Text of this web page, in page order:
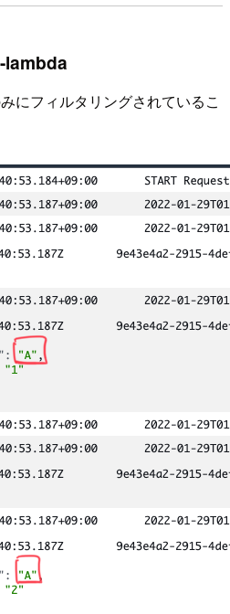
lambda
にフィルタリングされているこ